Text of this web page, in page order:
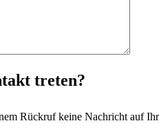
treten?
Rückruf keine Nachricht auf